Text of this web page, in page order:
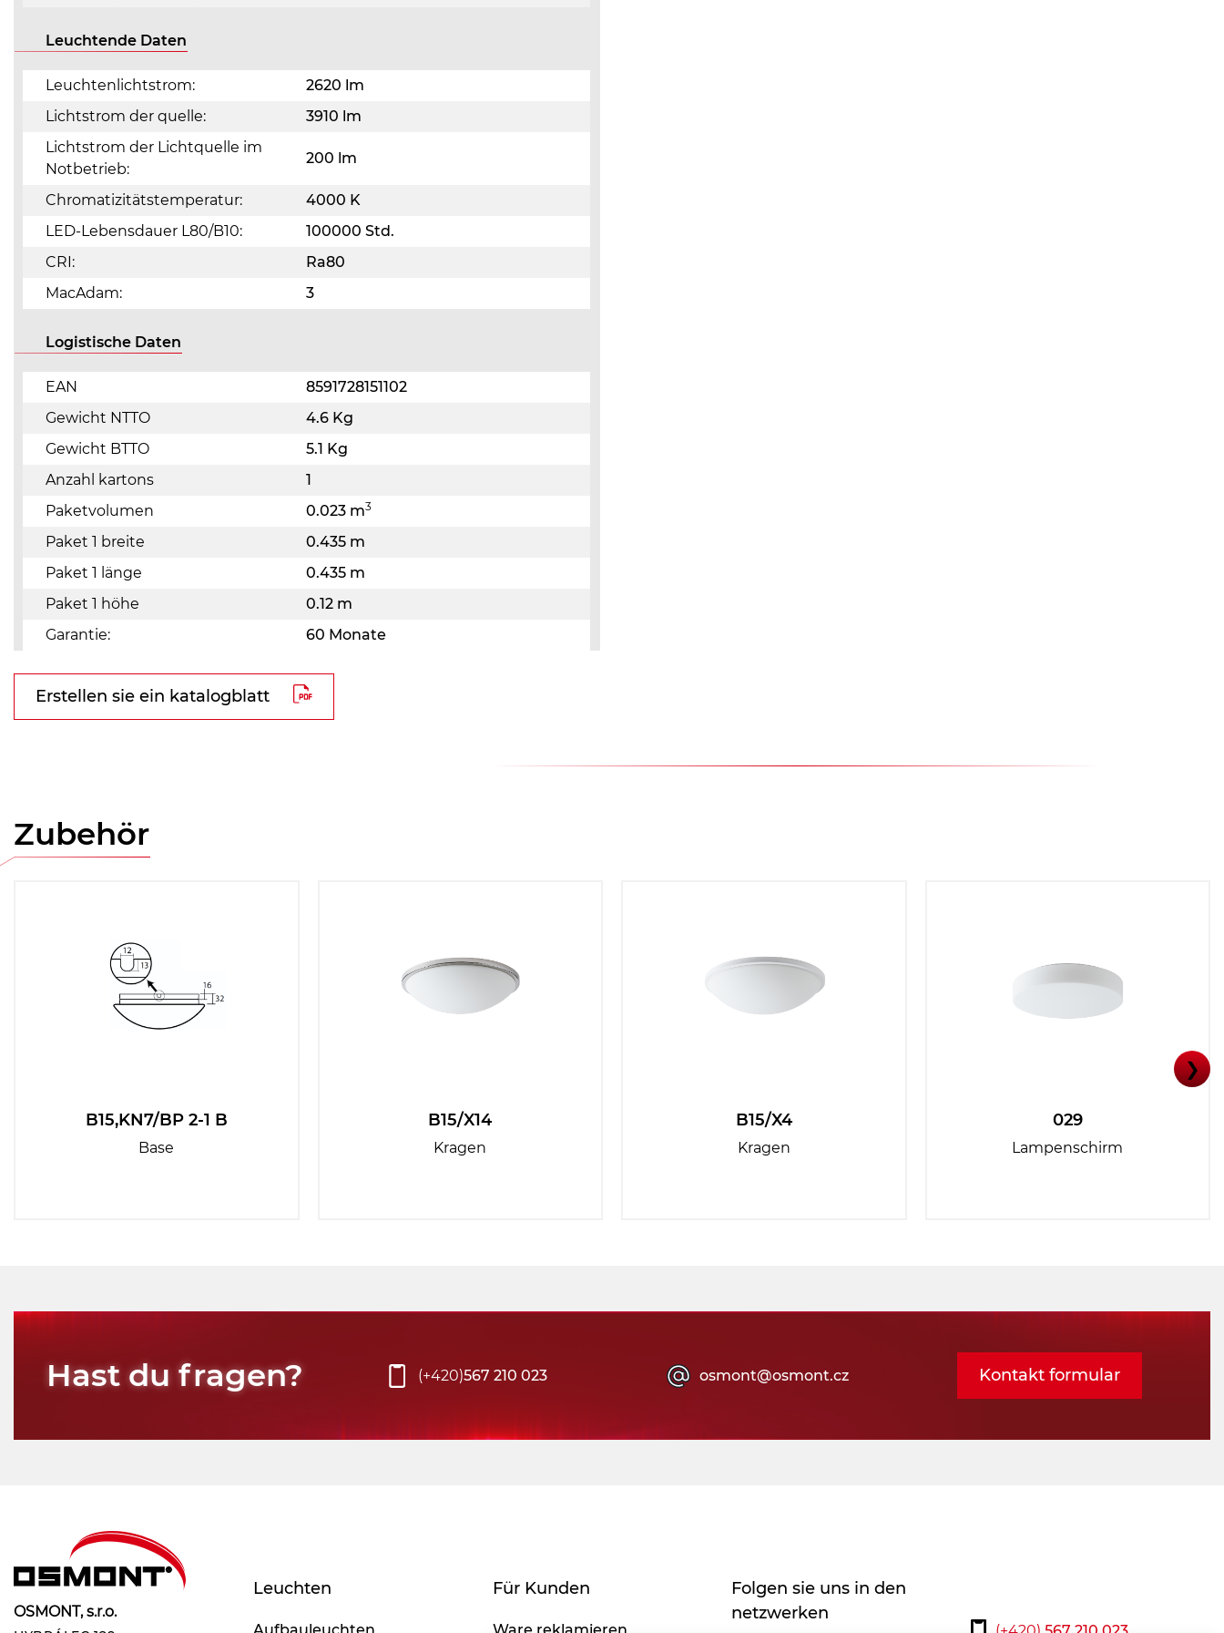
Leuchtende Daten
Leuchtenlichtstrom:
2620 lm
Lichtstrom der quelle:
3910 lm
Lichtstrom der Lichtquelle im
Notbetrieb:
200 lm
Chromatizitätstemperatur:
4000 K
LED-Lebensdauer L80/B10:
100000 Std.
CRI:
Ra80
MacAdam:
3
Logistische Daten
EAN
8591728151102
Gewicht NTTO
4.6 Kg
Gewicht BTTO
5.1 Kg
Anzahl kartons
1
Paketvolumen
0.023 m3
Paket 1 breite
0.435 m
Paket 1 länge
0.435 m
Paket 1 höhe
0.12 m
Garantie:
60 Monate
Erstellen sie ein katalogblatt
Zubehör
B15,KN7/BP 2-1 B
Base
B15/X14
Kragen
B15/X4
Kragen
029
Lampenschirm
❯
Hast du fragen? (+420)567 210 023 osmont@osmont.cz Kontakt formular
OSMONT, s.r.o.
Leuchten Für Kunden
Folgen sie uns in den
netzwerken